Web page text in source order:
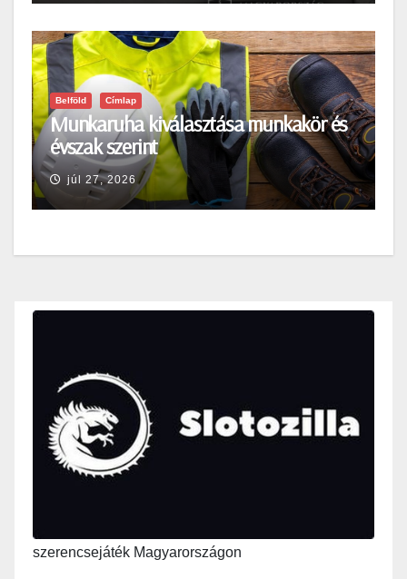
Belföld Címlap
Munkaruha kiválasztása munkakör és
évszak szerint
júl 27, 2026
szerencsejáték Magyarországon